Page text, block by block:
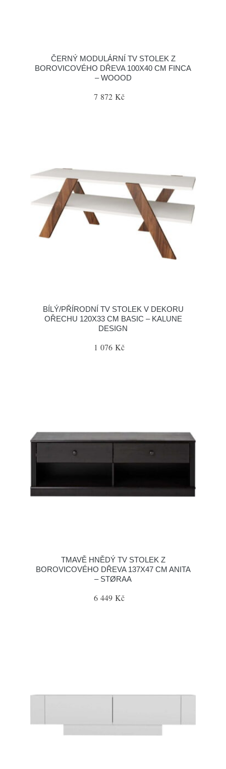
ČERNÝ MODULÁRNÍ TV STOLEK Z
BOROVICOVÉHO DŘEVA 100X40 CM FINCA
– WOOOD
7 872 Kč
BÍLÝ/PŘÍRODNÍ TV STOLEK V DEKORU
OŘECHU 120X33 CM BASIC – KALUNE
DESIGN
1 076 Kč
TMAVĚ HNĚDÝ TV STOLEK Z
BOROVICOVÉHO DŘEVA 137X47 CM ANITA
– STØRAA
6 449 Kč